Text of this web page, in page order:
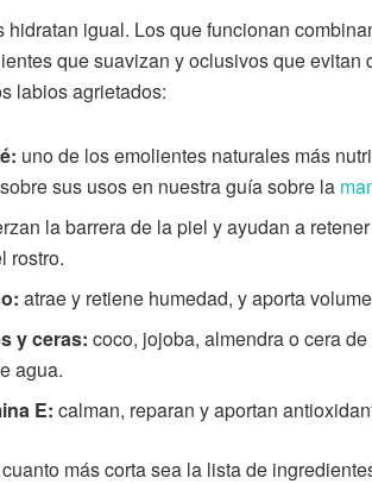
hidratan igual. Los que funcionan
que suavizan y oclusivos que
labios agrietados:
uno de los emolientes naturales más
sus usos en nuestra guía sobre la
la barrera de la piel y ayudan a
rostro.
atrae y retiene humedad, y aporta
y ceras: coco, jojoba, almendra o cera
agua.
E: calman, reparan y aportan
más corta sea la lista de